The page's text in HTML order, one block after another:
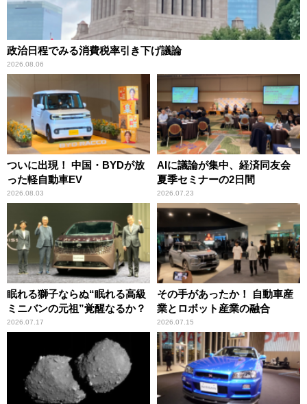
政治日程でみる消費税率引き下げ議論
2026.08.06
ついに出現！ 中国・BYDが放
った軽自動車EV
2026.08.03
AIに議論が集中、経済同友会
夏季セミナーの2日間
2026.07.23
眠れる獅子ならぬ“眠れる高級
ミニバンの元祖”覚醒なるか？
2026.07.17
その手があったか！ 自動車産
業とロボット産業の融合
2026.07.15